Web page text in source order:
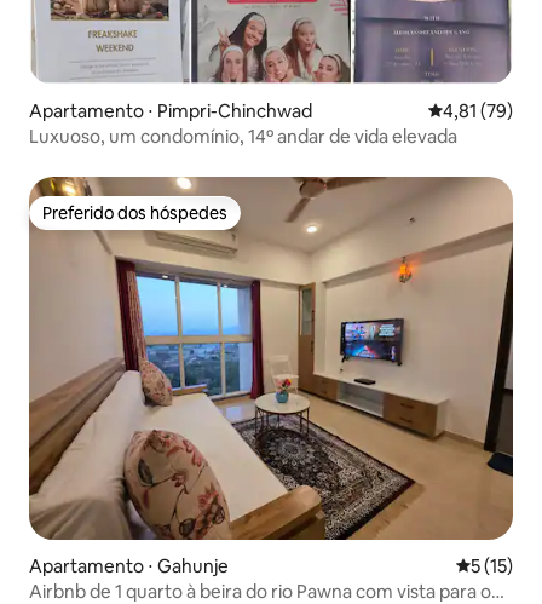
Apartamento ⋅ Pimpri-Chinchwad 4,81 de uma
4,81 (79)
Luxuoso, um condomínio, 14º andar de vida elevada
Preferido dos hóspedes
Preferido dos hóspedes
Apartamento ⋅ Gahunje 5 de uma
5 (15)
Airbnb de 1 quarto à beira do rio Pawna com vista para o